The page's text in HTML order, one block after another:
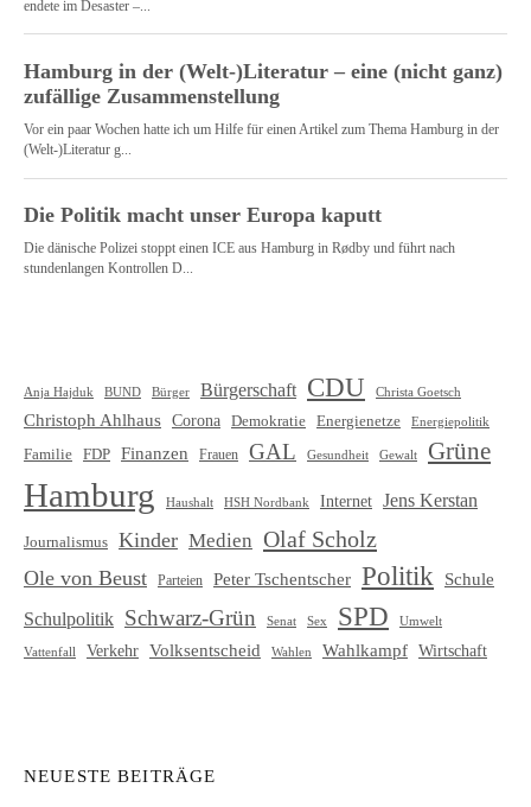
Anja Hajduk BUND Bürger Bürgerschaft CDU Christa Goetsch
Christoph Ahlhaus Corona Demokratie Energienetze Energiepolitik
Familie FDP Finanzen Frauen GAL Gesundheit Gewalt Grüne
Hamburg Haushalt HSH Nordbank Internet Jens Kerstan
Journalismus Kinder Medien Olaf Scholz
Ole von Beust Parteien Peter Tschentscher Politik
Schule
Schulpolitik Schwarz-Grün Senat Sex SPD Umwelt
Vattenfall Verkehr Volksentscheid Wahlen Wahlkampf Wirtschaft
NEUESTE BEITRÄGE